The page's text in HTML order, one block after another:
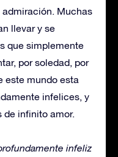
Muchas
llevar y se
que simplemente
por soledad, por
este mundo esta
infelices, y
de infinito amor.
infeliz